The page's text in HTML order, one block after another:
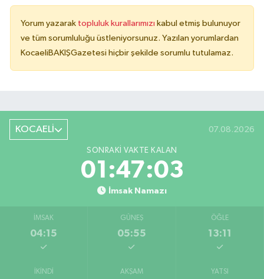
Yorum yazarak topluluk kurallarımızı kabul etmiş bulunuyor
ve tüm sorumluluğu üstleniyorsunuz. Yazılan yorumlardan
KocaeliBAKIŞGazetesi hiçbir şekilde sorumlu tutulamaz.
KOCAELİ 07.08.2026
SONRAKI VAKTE KALAN
01:47:03
İmsak Namazı
İMSAK
04:15
GÜNEŞ
05:55
ÖĞLE
13:11
İKINDI AKŞAM YATSI